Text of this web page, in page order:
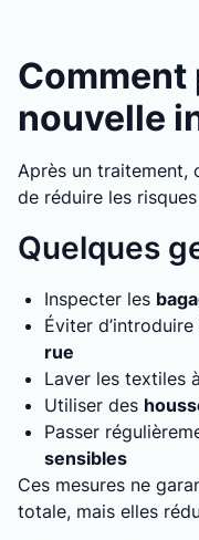
Comment
nouvelle
Après un traitement,
de réduire les
Quelques
Inspecter les
Éviter d’introduire
rue
Laver les textiles à
Utiliser des
Passer
sensibles
Ces mesures ne
totale, mais elles